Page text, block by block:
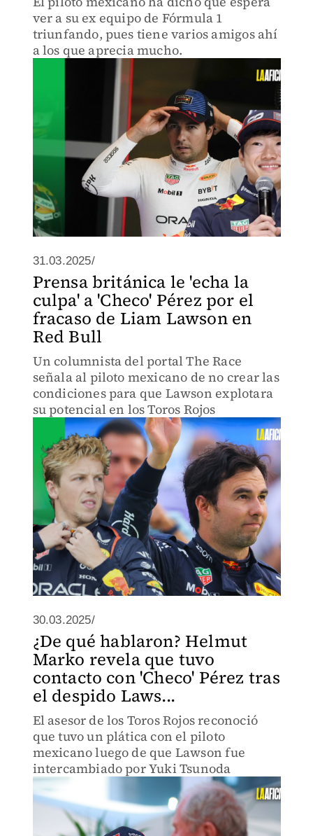
ver a su ex equipo de Fórmula 1
triunfando, pues tiene varios amigos ahí
a los que aprecia mucho.
31.03.2025/
Prensa británica le 'echa la
culpa' a 'Checo' Pérez por el
fracaso de Liam Lawson en
Red Bull
Un columnista del portal The Race
señala al piloto mexicano de no crear las
condiciones para que Lawson explotara
su potencial en los Toros Rojos
30.03.2025/
¿De qué hablaron? Helmut
Marko revela que tuvo
contacto con 'Checo' Pérez tras
el despido Laws...
El asesor de los Toros Rojos reconoció
que tuvo un plática con el piloto
mexicano luego de que Lawson fue
intercambiado por Yuki Tsunoda